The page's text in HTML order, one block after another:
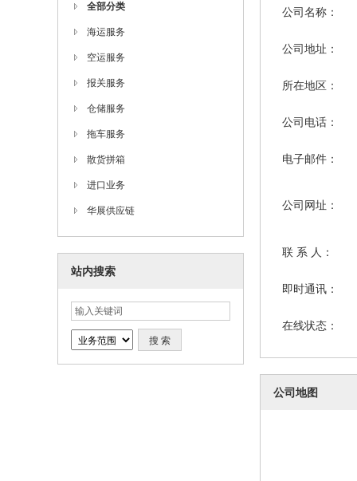
全部分类
海运服务
空运服务
报关服务
仓储服务
拖车服务
散货拼箱
进口业务
华展供应链
站内搜索
公司名称：
公司地址：
所在地区：
公司电话：
电子邮件：
公司网址：
联 系 人：
即时通讯：
在线状态：
公司地图